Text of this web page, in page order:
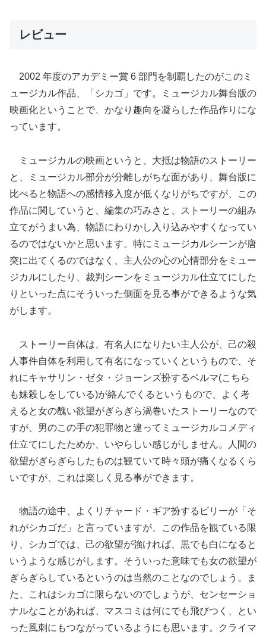
レビュー
2002 年度のアカデミー賞 6 部門を制覇したのがこのミ
ュージカル作品、「シカゴ」です。ミュージカル舞台版の
映画化ということで、かなり趣向を凝らした作品作りにな
っています。
ミュージカルの映画というと、大抵は物語のストーリー
と、ミュージカル部分が分離しがちな面があり、舞台版に
比べると物語への感情移入度が低くなりがちですが、この
作品に関していうと、編集の巧みさと、ストーリーの組み
立てがうまい為、物語にわりかし入り込みやすくなってい
るのではないかと思います。特にミュージカルシーンが唐
突に出てくるのではなく、主人公の心の心情部分をミュー
ジカルにしたり、裁判シーンをミュージカル仕立てにした
りといった点にそういった側面を見る事ができるような気
がします。
ストーリー自体は、有名人になりたい主人公が、己の殺
人事件自体を利用して有名になっていくというもので、そ
れにキャサリン・ゼタ・ジョーンズ扮するベルマ(こちら
も妹殺しをしている)が絡んでくるというもので、よく考
えると女の醜い欲望がぎらぎら渦巻いたストーリーなので
すが、男のこの手の犯罪物と違ってミュージカルコメディ
仕立てにしたためか、いやらしい感じがしません。人間の
欲望がぎらぎらしたものは観ていて時々頭が痛くなるくら
いですが、これは楽しく見る事ができます。
物語の途中、よくリチャード・ギア扮するビリーが「そ
れがシカゴだ」と言っていますが、この作品を観ている限
り、シカゴでは、己の欲望が強ければ、黒でも白になると
いうような感じがします。そういった意味でも女の欲望が
ぎらぎらしているというのは当然のことなのでしょう。ま
た、これはシカゴに限らないのでしょうが、センセーショ
ナルなことがあれば、マスコミは何にでも飛びつく、とい
った風刺にもつながっているようにも思います。クライマ